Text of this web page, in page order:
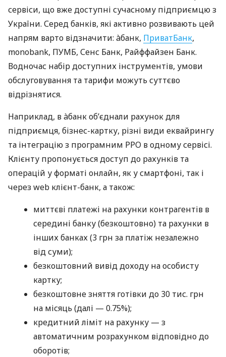
сервіси, що вже доступні сучасному підприємцю з
України. Серед банків, які активно розвивають цей
напрям варто відзначити: àбанк, ПриватБанк,
monobank, ПУМБ, Сенс Банк, Райффайзен Банк.
Водночас набір доступних інструментів, умови
обслуговування та тарифи можуть суттєво
відрізнятися.
Наприклад, в àбанк об’єднали рахунок для
підприємця, бізнес-картку, різні види еквайрингу
та інтеграцію з програмним РРО в одному сервісі.
Клієнту пропонується доступ до рахунків та
операцій у форматі онлайн, як у смартфоні, так і
через web клієнт-банк, а також:
миттєві платежі на рахунки контрагентів в
середині банку (безкоштовно) та рахунки в
інших банках (3 грн за платіж незалежно
від суми);
безкоштовний вивід доходу на особисту
картку;
безкоштовне зняття готівки до 30 тис. грн
на місяць (далі — 0.75%);
кредитний ліміт на рахунку — з
автоматичним розрахунком відповідно до
оборотів;